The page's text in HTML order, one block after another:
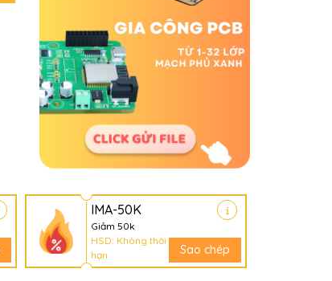
IMA-50K
Giảm 50k
HSD: Không thời
hạn
Sao chép